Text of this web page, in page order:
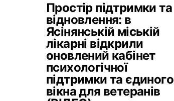
Простір підтримки та
відновлення: в
Ясінянській міській
лікарні відкрили
оновлений кабінет
психологічної
підтримки та єдиного
вікна для ветеранів